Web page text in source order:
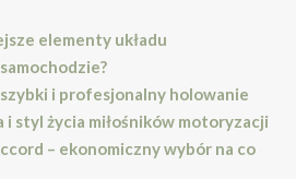
elementy układu
i profesjonalny holowanie
i styl życia miłośników motoryzacji
– ekonomiczny wybór na co